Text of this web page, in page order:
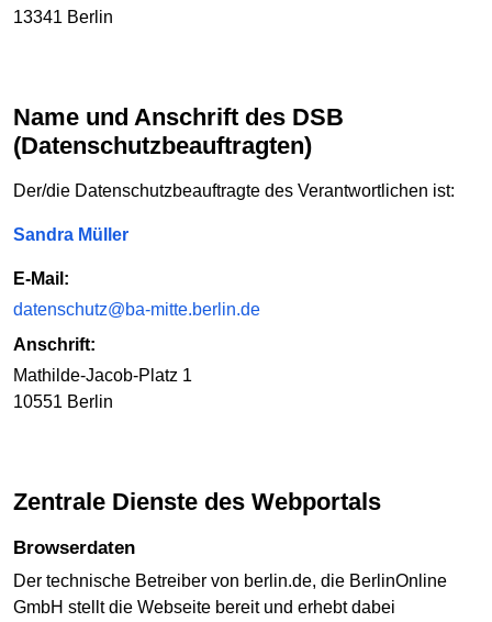
13341 Berlin
Name und Anschrift des DSB
(Datenschutzbeauftragten)
Der/die Datenschutzbeauftragte des Verantwortlichen ist:
Sandra Müller
E-Mail:
datenschutz@ba-mitte.berlin.de
Anschrift:
Mathilde-Jacob-Platz 1
10551 Berlin
Zentrale Dienste des Webportals
Browserdaten
Der technische Betreiber von berlin.de, die BerlinOnline
GmbH stellt die Webseite bereit und erhebt dabei